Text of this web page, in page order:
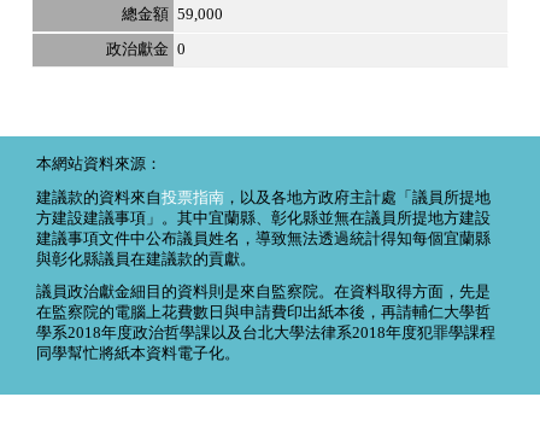
59,000
0
本網站資料來源：
建議款的資料來自投票指南 ，以及各地方政府主計處「議員所提地
方建設建議事項」。其中宜蘭縣、彰化縣並無在議員所提地方建設
建議事項文件中公布議員姓名，導致無法透過統計得知每個宜蘭縣
與彰化縣議員在建議款的貢獻。
議員政治獻金細目的資料則是來自監察院。在資料取得方面，先是
在監察院的電腦上花費數日與申請費印出紙本後，再請輔仁大學哲
學系2018年度政治哲學課以及台北大學法律系2018年度犯罪學課程
同學幫忙將紙本資料電子化。